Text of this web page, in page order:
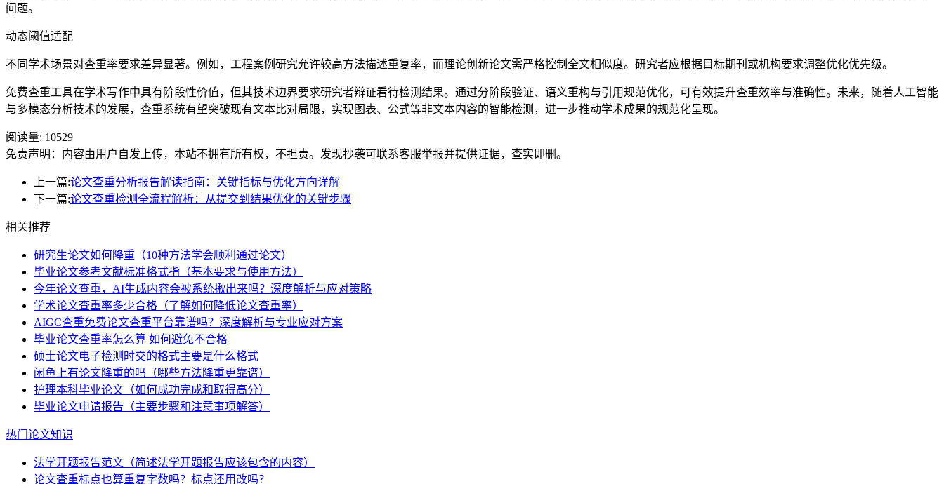
问题。
动态阈值适配
不同学术场景对查重率要求差异显著。例如，工程案例研究允许较高方法描述重复率，而理论创新论文需严格控制全文相似度。研究者应根据目标期刊或机构要求调整优化优先级。
免费查重工具在学术写作中具有阶段性价值，但其技术边界要求研究者辩证看待检测结果。通过分阶段验证、语义重构与引用规范优化，可有效提升查重效率与准确性。未来，随着人工智能
与多模态分析技术的发展，查重系统有望突破现有文本比对局限，实现图表、公式等非文本内容的智能检测，进一步推动学术成果的规范化呈现。
阅读量: 10529
免责声明：内容由用户自发上传，本站不拥有所有权，不担责。发现抄袭可联系客服举报并提供证据，查实即删。
上一篇:论文查重分析报告解读指南：关键指标与优化方向详解
下一篇:论文查重检测全流程解析：从提交到结果优化的关键步骤
相关推荐
研究生论文如何降重（10种方法学会顺利通过论文）
毕业论文参考文献标准格式指（基本要求与使用方法）
今年论文查重，AI生成内容会被系统揪出来吗？深度解析与应对策略
学术论文查重率多少合格（了解如何降低论文查重率）
AIGC查重免费论文查重平台靠谱吗？深度解析与专业应对方案
毕业论文查重率怎么算 如何避免不合格
硕士论文电子检测时交的格式主要是什么格式
闲鱼上有论文降重的吗（哪些方法降重更靠谱）
护理本科毕业论文（如何成功完成和取得高分）
毕业论文申请报告（主要步骤和注意事项解答）
热门论文知识
法学开题报告范文（简述法学开题报告应该包含的内容）
论文查重标点也算重复字数吗？标点还用改吗？